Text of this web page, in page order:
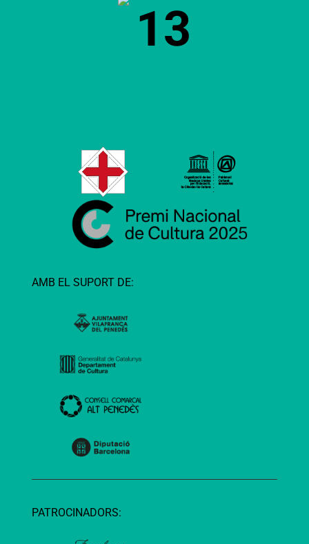
13
AMB EL SUPORT DE:
PATROCINADORS: